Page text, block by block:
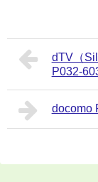
dTV（
P032-
docomo